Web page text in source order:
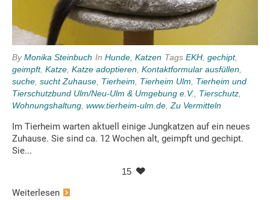
ByMonika Steinbuch In Hunde Katzen Tags EKH gechipt,
geimpft, Katze Katze adoptieren Kontaktformular ausfüllen
suche sucht Zuhause Tierheim Tierheim Ulm
Tierheim und
Tierschutzbund Ulm/Neu-Ulm & Umgebung e.V.
Tierschutz
Wohnungshaltung www.tierheim-ulm.de Zu Vermitteln
Im Tierheim warten aktuell einige Jungkatzen auf ein neues
Zuhause. Sie sind ca. 12 Wochen alt, geimpft und gechipt.
Sie...
15
Weiterlesen